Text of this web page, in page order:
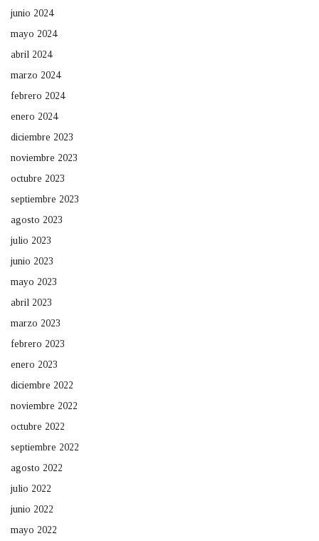
junio 2024
mayo 2024
abril 2024
marzo 2024
febrero 2024
enero 2024
diciembre 2023
noviembre 2023
octubre 2023
septiembre 2023
agosto 2023
julio 2023
junio 2023
mayo 2023
abril 2023
marzo 2023
febrero 2023
enero 2023
diciembre 2022
noviembre 2022
octubre 2022
septiembre 2022
agosto 2022
julio 2022
junio 2022
mayo 2022